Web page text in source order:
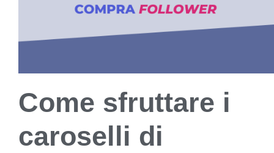
Come sfruttare i
caroselli di